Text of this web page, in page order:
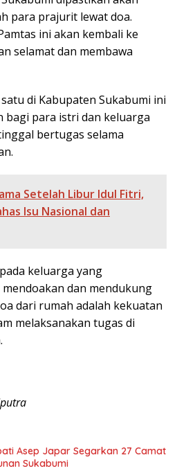
para prajurit lewat doa.
ini akan kembali ke
selamat dan membawa
di Kabupaten Sukabumi ini
bagi para istri dan keluarga
bertugas selama
Setelah Libur Idul Fitri,
Isu Nasional dan
keluarga yang
dan mendukung
dari rumah adalah kekuatan
melaksanakan tugas di
Asep Japar Segarkan 27 Camat
Sukabumi